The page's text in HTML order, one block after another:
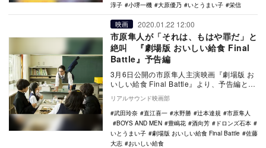
淳子
小堺一機 大原優乃 いとうまい子 栄信
映画 2020.01.22 12:00
市原隼人が「それは、もはや罪だ」と
絶叫 『劇場版 おいしい給食 Final
Battle』予告編
3月6日公開の市原隼人主演映画『劇場版 お
いしい給食 Final Battle』より、予告編と場
面写真が公開された。 本作は…
リアルサウンド映画部
武田玲奈
直江喜一 水野勝 辻本達規
市原隼人
BOYS AND MEN
豊嶋花 酒向芳
ドロンズ石本
いとうまい子
劇場版 おいしい給食 Final Battle
佐藤
大志
おいしい給食